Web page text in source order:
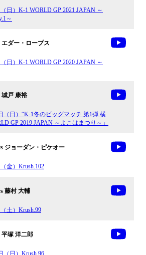
日）K-1 WORLD GP 2021 JAPAN ～
～
エダー・ロープス
日）K-1 WORLD GP 2020 JAPAN ～
城戸 康裕
（日）“K-1冬のビッグマッチ 第1弾 横
GP 2019 JAPAN ～よこはまつり～」
ジョーダン・ピケオー
金）Krush.102
藤村 大輔
土）Krush.99
平塚 洋二郎
（日）Krush.96